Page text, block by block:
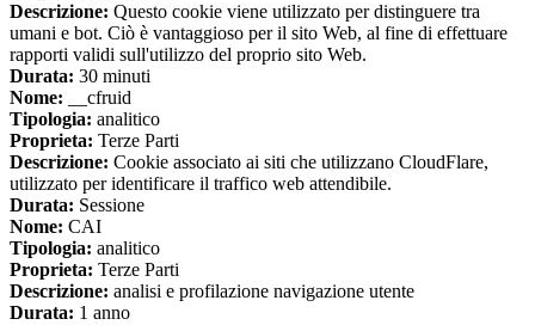
Descrizione: Questo cookie viene utilizzato per distinguere tra
umani e bot. Ciò è vantaggioso per il sito Web, al fine di effettuare
rapporti validi sull'utilizzo del proprio sito Web.
Durata: 30 minuti
Nome: __cfruid
Tipologia: analitico
Proprieta: Terze Parti
Descrizione: Cookie associato ai siti che utilizzano CloudFlare,
utilizzato per identificare il traffico web attendibile.
Durata: Sessione
Nome: CAI
Tipologia: analitico
Proprieta: Terze Parti
Descrizione: analisi e profilazione navigazione utente
Durata: 1 anno